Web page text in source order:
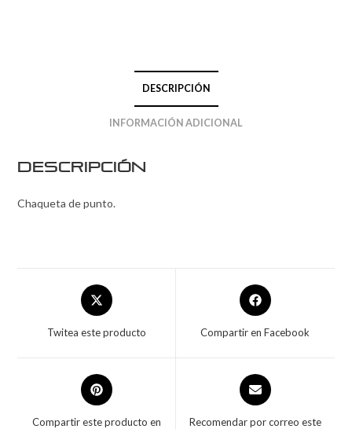
DESCRIPCIÓN
INFORMACIÓN ADICIONAL
Descripción
Chaqueta de punto.
Twitea este producto Compartir en Facebook
Compartir este producto en
Recomendar por correo este